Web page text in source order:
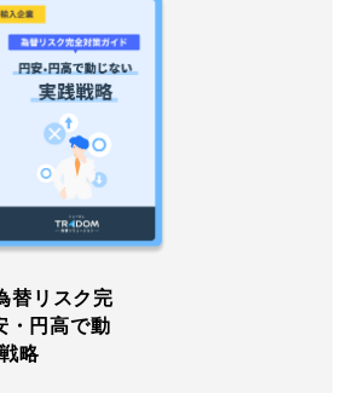
替リスク完
・円高で動
略